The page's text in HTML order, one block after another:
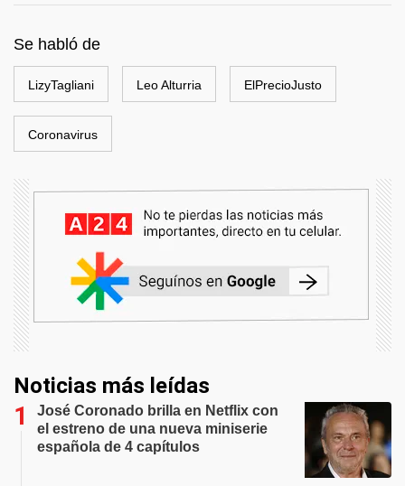
Se habló de
LizyTagliani Leo Alturria ElPrecioJusto
Coronavirus
Noticias más leídas
José Coronado brilla en Netflix con
el estreno de una nueva miniserie
española de 4 capítulos